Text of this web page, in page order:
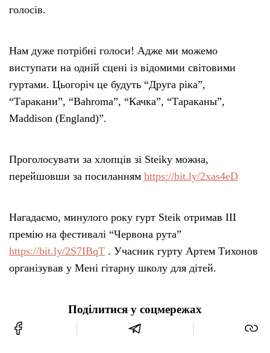
голосів.
Нам дуже потрібні голоси! Адже ми можемо
виступати на одній сцені із відомими світовими
гуртами. Цьогоріч це будуть “Друга ріка”,
“Таракани”, “Bahroma”, “Качка”, “Тараканы”,
Maddison (England)”.
Проголосувати за хлопців зі Steikу можна,
перейшовши за посиланням https://bit.ly/2xas4eD
Нагадаємо, минулого року гурт Steik отримав ІІІ
премію на фестивалі “Червона рута”
https://bit.ly/2S7IBqT . Учасник гурту Артем Тихонов
організував у Мені гітарну школу для дітей.
Поділитися у соцмережах